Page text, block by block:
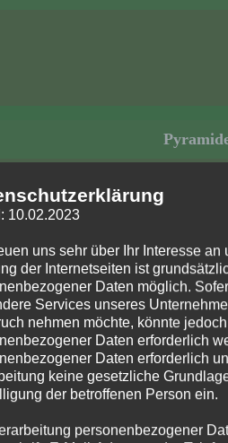
10.02.2023
uns sehr über Ihr Interesse
der Internetseiten ist
Daten möglich.
Services unseres
nehmen möchte, könnte
Daten erforderlich
Daten erforderlich
keine gesetzliche
der betroffenen Person ein.
personenbezogener